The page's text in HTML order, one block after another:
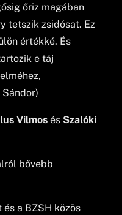
őriz magában
tetszik zsidósat. Ez
értékké. És
e táj
Vilmos és Szalóki
bővebb
a BZSH közös